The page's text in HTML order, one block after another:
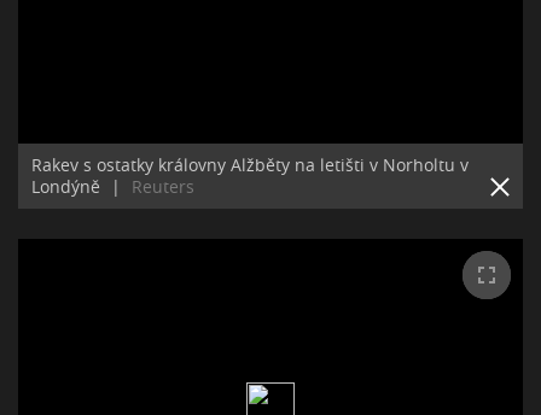
Rakev s ostatky královny Alžběty na letišti v Norholtu v
Londýně
| Reuters